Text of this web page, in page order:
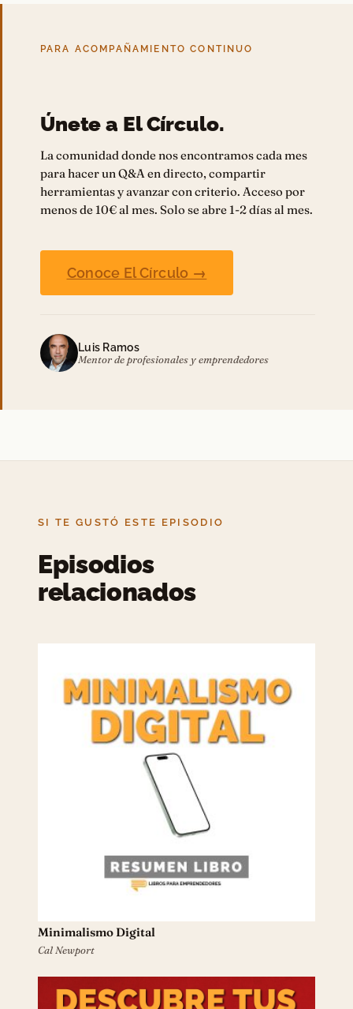
PARA ACOMPAÑAMIENTO CONTINUO
Únete a El Círculo.
La comunidad donde nos encontramos cada mes
para hacer un Q&A en directo, compartir
herramientas y avanzar con criterio. Acceso por
menos de 10€ al mes. Solo se abre 1-2 días al mes.
Conoce El Círculo →
Luis Ramos
Mentor de profesionales y emprendedores
SI TE GUSTÓ ESTE EPISODIO
Episodios
relacionados
Minimalismo Digital
Cal Newport